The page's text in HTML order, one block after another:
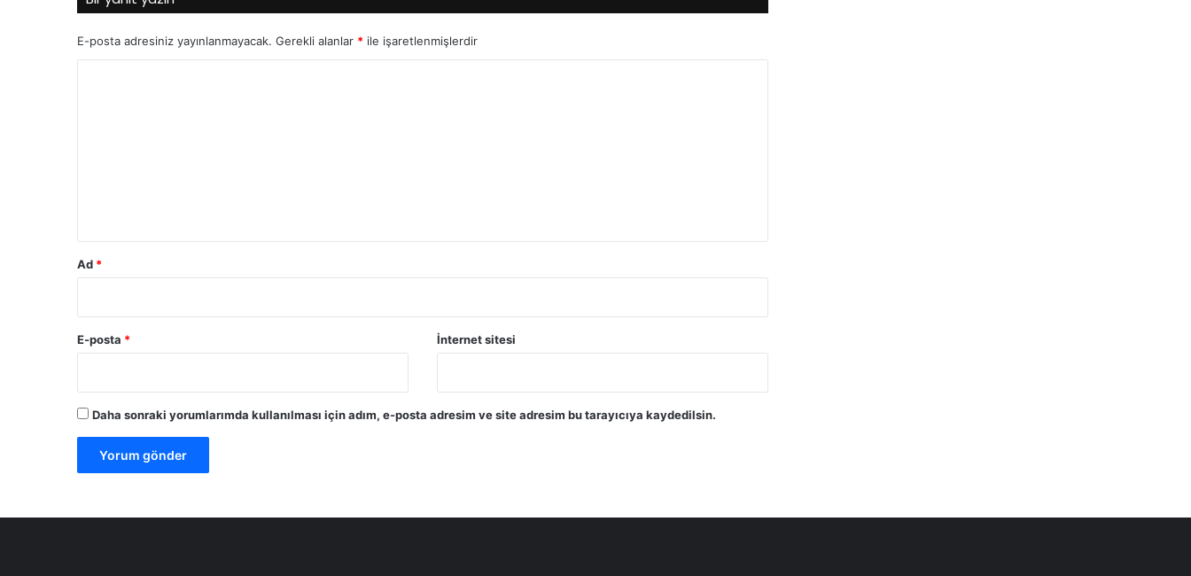
E-posta adresiniz yayınlanmayacak. Gerekli alanlar * ile işaretlenmişlerdir
Ad *
E-posta * İnternet sitesi
Daha sonraki yorumlarımda kullanılması için adım, e-posta adresim ve site adresim bu tarayıcıya kaydedilsin.